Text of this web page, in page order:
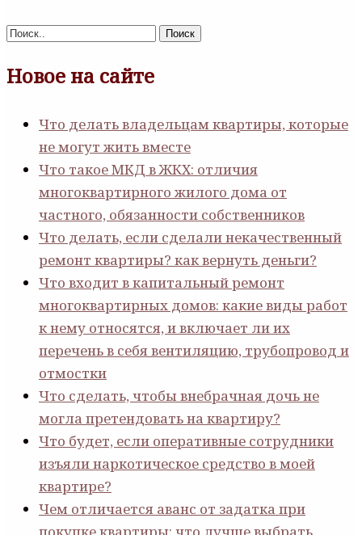
Поиск
Новое на сайте
Что делать владельцам квартиры, которые
не могут жить вместе
Что такое МКД в ЖКХ: отличия
многоквартирного жилого дома от
частного, обязанности собственников
Что делать, если сделали некачественный
ремонт квартиры? как вернуть деньги?
Что входит в капитальный ремонт
многоквартирных домов: какие виды работ
к нему относятся, и включает ли их
перечень в себя вентиляцию, трубопровод и
отмостки
Что сделать, чтобы внебрачная дочь не
могла претендовать на квартиру?
Что будет, если оперативные сотрудники
изъяли наркотическое средство в моей
квартире?
Чем отличается аванс от задатка при